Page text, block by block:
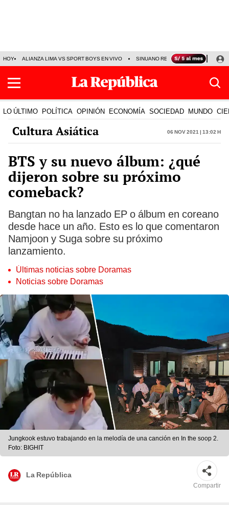
HOY ALIANZA LIMA VS SPORT BOYS EN VIVO SINUANO RESULTADOS HOY
LO ÚLTIMO POLÍTICA OPINIÓN ECONOMÍA SOCIEDAD MUNDO
Cultura Asiática 06 Nov 2021 | 13:02 h
BTS y su nuevo álbum: ¿qué
dijeron sobre su próximo
comeback?
Bangtan no ha lanzado EP o álbum en coreano
desde hace un año. Esto es lo que comentaron
Namjoon y Suga sobre su próximo
lanzamiento.
Últimas noticias sobre Doramas
Noticias sobre Doramas
Jungkook estuvo trabajando en la melodía de una canción en In the soop 2.
Foto: BIGHIT
La República
Compartir